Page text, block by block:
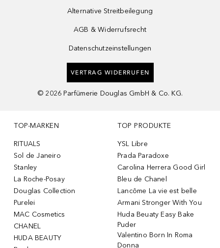
Alternative Streitbeilegung
AGB & Widerrufsrecht
Datenschutzeinstellungen
VERTRAG WIDERRUFEN
© 2026 Parfümerie Douglas GmbH & Co. KG.
TOP-MARKEN
RITUALS
Sol de Janeiro
Stanley
La Roche-Posay
Douglas Collection
Purelei
MAC Cosmetics
CHANEL
HUDA BEAUTY
TOP PRODUKTE
YSL Libre
Prada Paradoxe
Carolina Herrera Good Girl
Bleu de Chanel
Lancôme La vie est belle
Armani Stronger With You
Huda Beuaty Easy Bake
Puder
Valentino Born In Roma
Donna